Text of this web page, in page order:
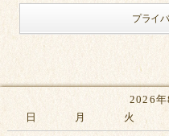
プライ
2026年
日
月 火